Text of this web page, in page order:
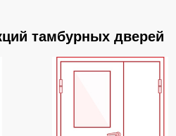
тамбурных дверей